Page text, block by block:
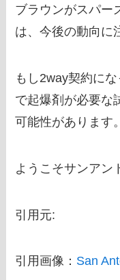
ブラウンがスパー
は、今後の動向に
もし2way契約に
で起爆剤が必要な
可能性があります。
ようこそサンアン
引用元:
引用画像： San